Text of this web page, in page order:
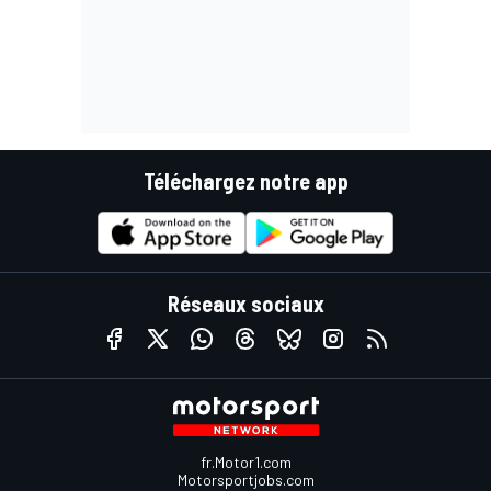
Téléchargez notre app
Réseaux sociaux
fr.Motor1.com
Motorsportjobs.com